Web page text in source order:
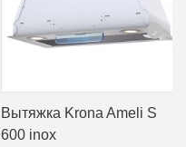
Вытяжка Krona Ameli S
600 inox